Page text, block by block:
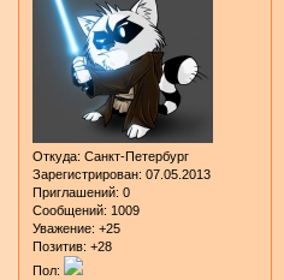
Откуда: Санкт-Петербург
Зарегистрирован: 07.05.2013
Приглашений: 0
Сообщений: 1009
Уважение: +25
Позитив: +28
Пол: